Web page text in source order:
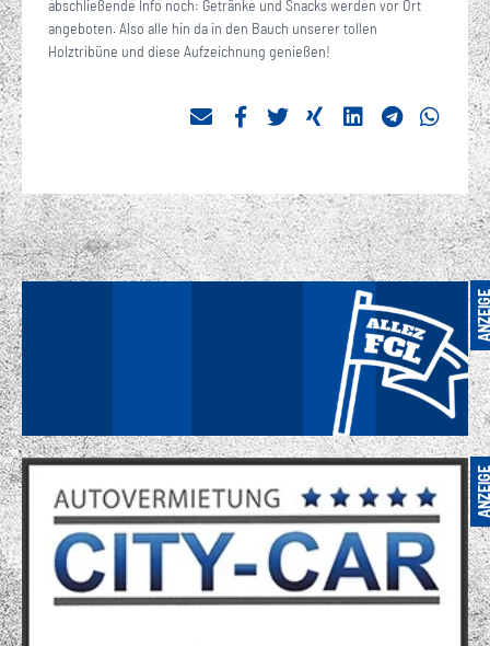
abschließende Info noch: Getränke und Snacks werden vor Ort
angeboten. Also alle hin da in den Bauch unserer tollen
Holztribüne und diese Aufzeichnung genießen!